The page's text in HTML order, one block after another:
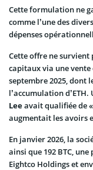
Cette formulation ne
comme l’une des
dépenses
Cette offre ne survient
capitaux via une
septembre 2025, dont
l’accumulation
Leeavait qualifiée de
augmentait les avoirs
En janvier 2026, la
ainsi que 192 BTC,
Eightco Holdings et